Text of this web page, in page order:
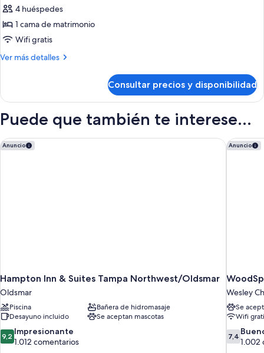
Desk)
de
Apartamento
(Self
in
Front
Desk)
4 huéspedes
1 cama de matrimonio
Wifi gratis
Ver más detalles
Más
(Self
in
Virtual
Front
Consultar precios y disponibilidad
Puede que también te interese...
Anuncio
Hampton Inn & Suites Tampa Northwest/Oldsmar
Oldsmar
Piscina
Bañera de hidromasaje
Desayuno incluido
Se aceptan mascotas
9.2
sobre
9,2 Impresionante
1.012 comentarios
Hampton Inn & Suites Tampa Northwest/Oldsmar Anuncio
Wesley
Se
Wifi
7.4
sobre
7,4
1.002